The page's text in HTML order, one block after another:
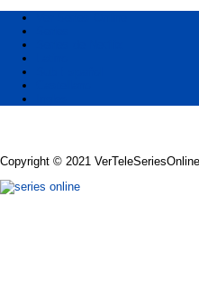
Copyright © 2021